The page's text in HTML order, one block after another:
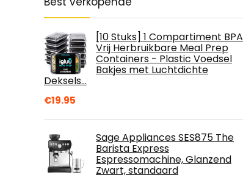
[10 Stuks] 1 Compartiment BPA
Vrij Herbruikbare Meal Prep
Containers - Plastic Voedsel
Bakjes met Luchtdichte
Deksels…
€19.95
Sage Appliances SES875 The
Barista Express
Espressomachine, Glanzend
Zwart, standaard